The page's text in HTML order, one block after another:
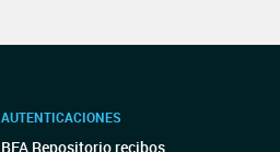
AUTENTICACIONES
BFA Repositorio recibos